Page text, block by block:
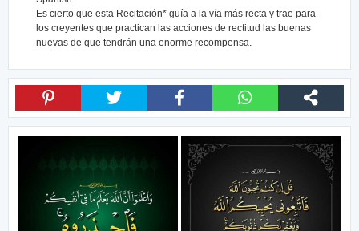
Es cierto que esta Recitación* guía a la vía más recta y trae para
los creyentes que practican las acciones de rectitud las buenas
nuevas de que tendrán una enorme recompensa.